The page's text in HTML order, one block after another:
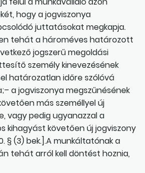
hogy a jogviszonya
juttatásokat megkapja.
tehát a hároméves határozott
jogszerű megoldási
személy kinevezésének
határozatlan időre szólóvá
a jogviszonya megszűnésének
más személlyel új
vagy pedig ugyanazzal a
kihagyást követően új jogviszony
§ (3) bek.].A munkáltatónak a
tehát arról kell döntést hoznia,